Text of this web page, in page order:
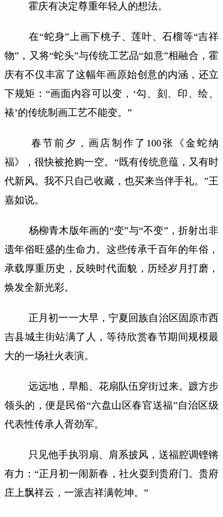
霍庆有决定尊重年轻人的想法。
在“蛇身”上画下桃子、莲叶、石榴等“吉祥
物”，又将“蛇头”与传统工艺品“如意”相融合，霍
庆有不仅丰富了这幅年画原始创意的内涵，还立
下规矩：“画面内容可以变，‘勾、刻、印、绘、
裱’的传统制画工艺不能变。”
春节前夕，画店制作了100张《金蛇纳
福》，很快被抢购一空。“既有传统意蕴，又有时
代新风。我不只自己收藏，也买来当伴手礼。”王
嘉如说。
杨柳青木版年画的“变”与“不变”，折射出非
遗年俗旺盛的生命力。这些传承千百年的年俗，
承载厚重历史，反映时代面貌，历经岁月打磨，
焕发全新光彩。
正月初一一大早，宁夏回族自治区固原市西
吉县城主街站满了人，等待欣赏春节期间规模最
大的一场社火表演。
远远地，旱船、花扇队伍穿街过来。踱方步
领头的，便是民俗“六盘山区春官送福”自治区级
代表性传承人胥劲军。
只见他手执羽扇、肩系披风，送福腔调铿锵
有力：“正月初一闹新春，社火耍到贵府门。贵府
庄上飘祥云，一派吉祥满乾坤。”